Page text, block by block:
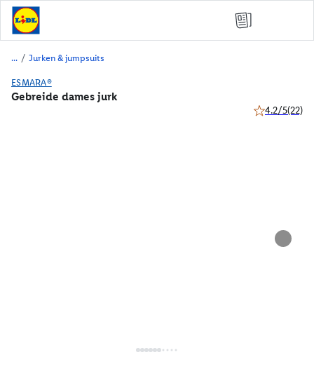
/ Jurken & jumpsuits
ESMARA®
Gebreide dames jurk
4.2/5(22)